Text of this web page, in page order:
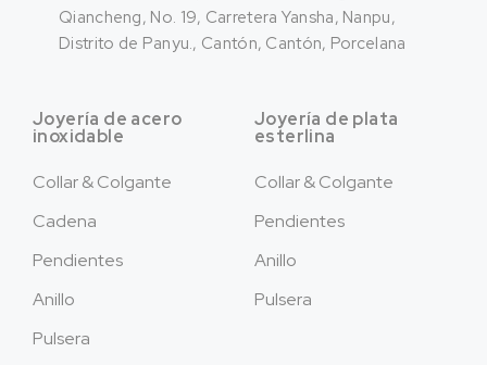
Qiancheng, No. 19, Carretera Yansha, Nanpu,
Distrito de Panyu., Cantón, Cantón, Porcelana
Joyería de acero
inoxidable
Collar & Colgante
Cadena
Pendientes
Anillo
Pulsera
Joyería de plata
esterlina
Collar & Colgante
Pendientes
Anillo
Pulsera